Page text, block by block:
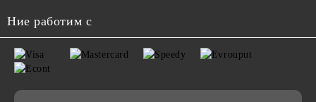
Ние работим с